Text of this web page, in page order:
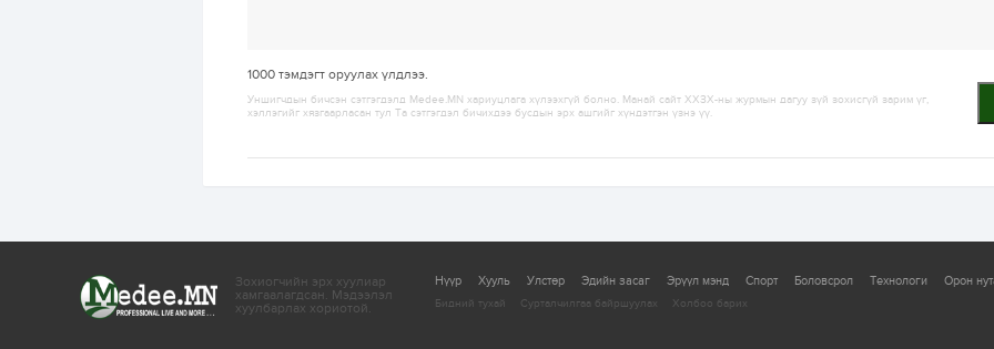
1000 тэмдэгт оруулах үлдлээ.
Уншигчдын бичсэн сэтгэгдэлд Medee.MN хариуцлага хүлээхгүй болно. Манай сайт ХХЗХ-ны журмын дагуу зүй зохисгүй зарим үг,
хэллэгийг хязгаарласан тул Та сэтгэгдэл бичихдээ бусдын эрх ашгийг хүндэтгэн үзнэ үү.
Зохиогчийн эрх хуулиар
хамгаалагдсан. Мэдээлэл
хуулбарлах хориотой.
Нүүр Хууль Улстөр Эдийн засаг Эрүүл мэнд Спорт Боловсрол Технологи Орон
Бидний тухай Сурталчилгаа байршуулах Холбоо барих